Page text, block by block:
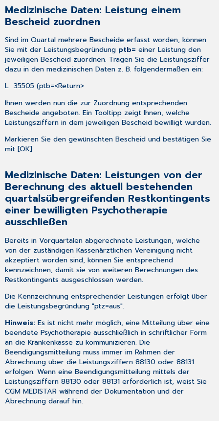
Medizinische Daten: Leistung einem
Bescheid zuordnen
Sind im Quartal mehrere Bescheide erfasst worden, können
Sie mit der Leistungsbegründung ptb= einer Leistung den
jeweiligen Bescheid zuordnen. Tragen Sie die Leistungsziffer
dazu in den medizinischen Daten z. B. folgendermaßen ein:
L 35505 (ptb=<Return>
Ihnen werden nun die zur Zuordnung entsprechenden
Bescheide angeboten. Ein Tooltipp zeigt Ihnen, welche
Leistungsziffern in dem jeweiligen Bescheid bewilligt wurden.
Markieren Sie den gewünschten Bescheid und bestätigen Sie
mit [OK].
Medizinische Daten: Leistungen von der
Berechnung des aktuell bestehenden
quartalsübergreifenden Restkontingents
einer bewilligten Psychotherapie
ausschließen
Bereits in Vorquartalen abgerechnete Leistungen, welche
von der zuständigen Kassenärztlichen Vereinigung nicht
akzeptiert worden sind, können Sie entsprechend
kennzeichnen, damit sie von weiteren Berechnungen des
Restkontingents ausgeschlossen werden.
Die Kennzeichnung entsprechender Leistungen erfolgt über
die Leistungsbegründung "ptz=aus".
Hinweis:Es ist nicht mehr möglich, eine Mitteilung über eine
beendete Psychotherapie ausschließlich in schriftlicher Form
an die Krankenkasse zu kommunizieren.Die
Beendigungsmitteilung muss immer im Rahmen der
Abrechnung über die Leistungsziffern 88130 oder 88131
erfolgen. Wenn eine Beendigungsmitteilung mittels der
Leistungsziffern 88130 oder 88131 erforderlich ist, weist Sie
CGM MEDISTAR während der Dokumentation und der
Abrechnung darauf hin.